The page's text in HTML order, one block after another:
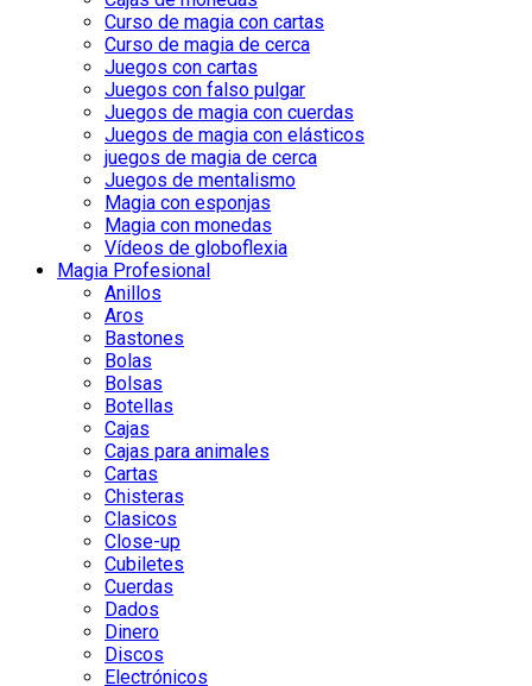
Curso de magia con cartas
Curso de magia de cerca
Juegos con cartas
Juegos con falso pulgar
Juegos de magia con cuerdas
Juegos de magia con elásticos
juegos de magia de cerca
Juegos de mentalismo
Magia con esponjas
Magia con monedas
Vídeos de globoflexia
Magia Profesional
Anillos
Aros
Bastones
Bolas
Bolsas
Botellas
Cajas
Cajas para animales
Cartas
Chisteras
Clasicos
Close-up
Cubiletes
Cuerdas
Dados
Dinero
Discos
Electrónicos